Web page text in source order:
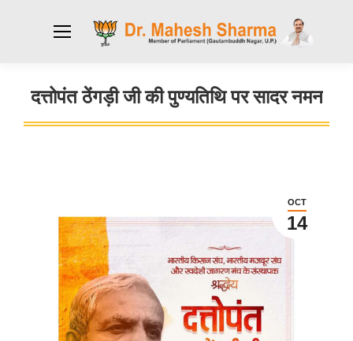
दत्तोपंत ठेंगड़ी जी की पुण्यतिथि पर सादर नमन
You are here:
OCT
14